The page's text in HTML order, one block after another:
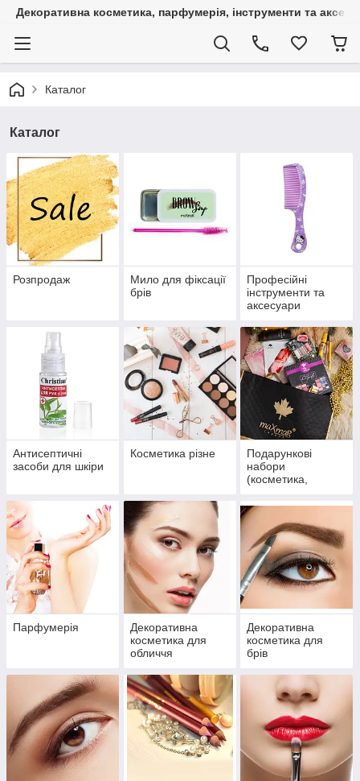
Декоративна косметика, парфумерія, інструменти та
Каталог
Каталог
Розпродаж
Мило для фіксації
брів
Професійні
інструменти та
аксесуари
Антисептичні
засоби для шкіри
Косметика різне
Подарункові
набори
(косметика,
Парфумерія
Декоративна
косметика для
обличчя
Декоративна
косметика для
брів